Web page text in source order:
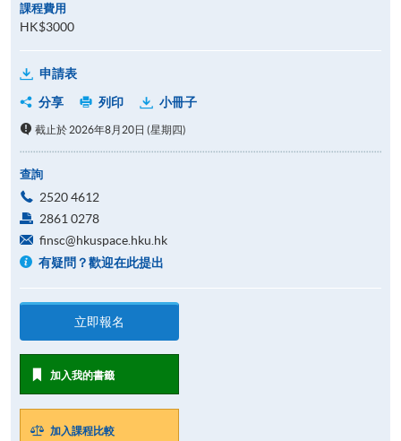
課程費用
HK$3000
申請表
分享
列印 小冊子
截止於 2026年8月20日 (星期四)
查詢
2520 4612
2861 0278
finsc@hkuspace.hku.hk
有疑問？歡迎在此提出
立即報名
加入我的書籤
加入課程比較